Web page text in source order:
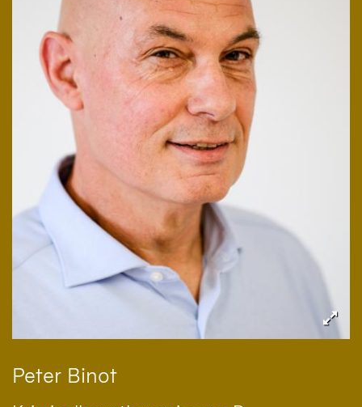
Peter Binot